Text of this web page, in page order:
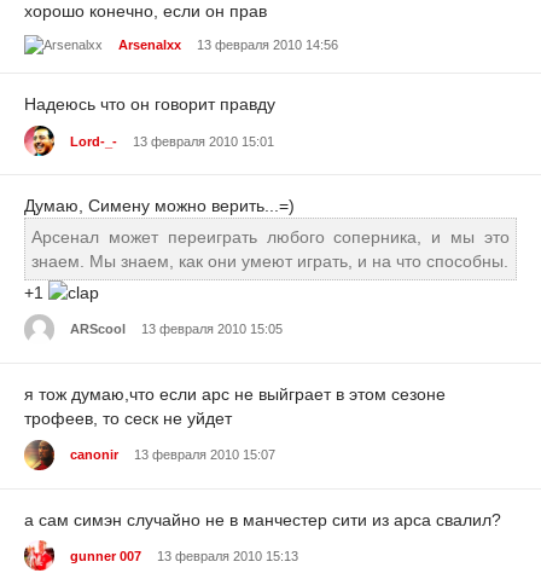
хорошо конечно, если он прав
Arsenalxx 13 февраля 2010 14:56
Надеюсь что он говорит правду
Lord-_- 13 февраля 2010 15:01
Думаю, Симену можно верить...=)
Арсенал может переиграть любого соперника, и мы это
знаем. Мы знаем, как они умеют играть, и на что способны.
+1
ARScool 13 февраля 2010 15:05
я тож думаю,что если арс не выйграет в этом сезоне
трофеев, то сеск не уйдет
canonir 13 февраля 2010 15:07
а сам симэн случайно не в манчестер сити из арса свалил?
gunner 007 13 февраля 2010 15:13